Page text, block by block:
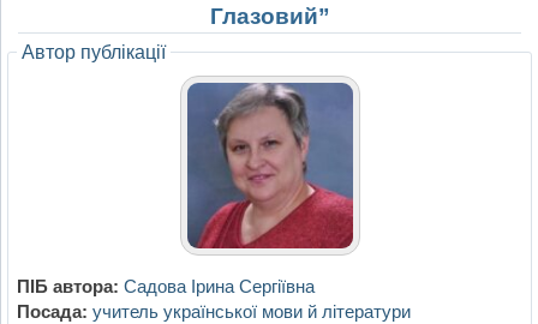
Глазовий”
Автор публікації
ПІБ автора: Садова Ірина Сергіївна
Посада: учитель української мови й літератури